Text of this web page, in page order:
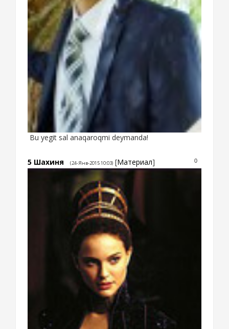
Bu yegit sal anaqaroqmi deymanda!
0
5 Шахиня (24-Янв-2015 10:03) [Материал]